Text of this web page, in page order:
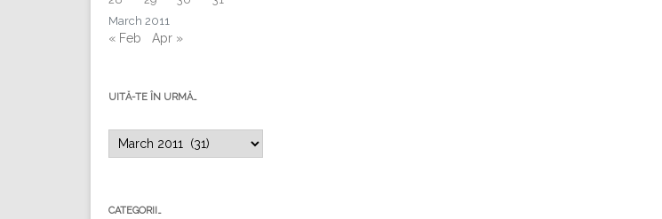
March 2011
« Feb Apr »
UITĂ-TE ÎN URMĂ…
în
CATEGORII…